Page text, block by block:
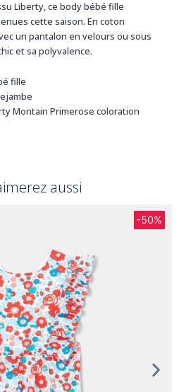
Liberty, ce body bébé fille
cette saison. En coton
un pantalon en velours ou sous
et sa polyvalence.
fille
Montain Primerose coloration
aussi
-50%